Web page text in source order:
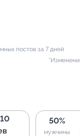
постов за 7 дней
50%
мужчины